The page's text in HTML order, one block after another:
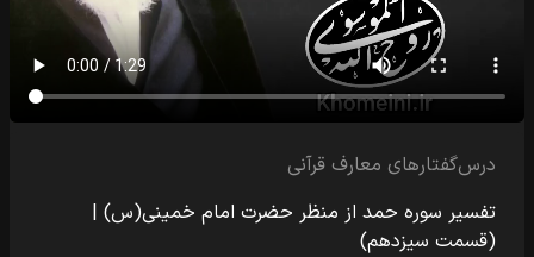
درس‌گفتارهای معارف قرآنی
تفسیر سوره حمد از منظر حضرت امام خمینی(س) |
(قسمت سیزدهم)